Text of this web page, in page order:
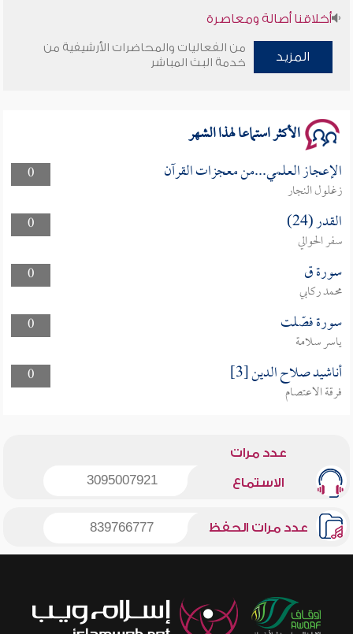
أخلاقنا أصالة ومعاصرة
وأمنهم من خوف 9
المزيد
من الفعاليات والمحاضرات الأرشيفية من
خدمة البث المباشر
الأكثر استماعا لهذا الشهر
0 الإعجاز العلمي...من معجزات القرآن
زغلول النجار
0
القدر (24)
سفر الحوالي
0
سورة ق
محمد ركابي
0
سورة فصّلت
ياسر سلامة
0
أناشيد صلاح الدين [3]
فرقة الاعتصام
عدد مرات
الاستماع 3095007921
عدد مرات الحفظ 839766777